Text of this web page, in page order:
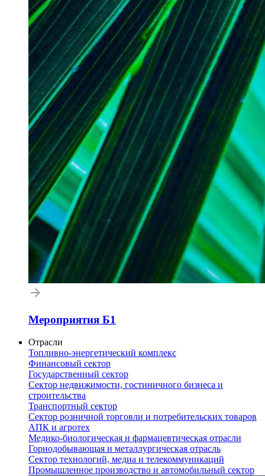
Мероприятия Б1
Отрасли
Топливно-энергетический комплекс
Финансовый сектор
Государственный сектор
Сектор недвижимости, гостиничного бизнеса и
строительства
Транспортный сектор
Сектор розничной торговли и потребительских товаров
АПК и агротех
Медико-биологическая и фармацевтическая отрасли
Горнодобывающая и металлургическая отрасль
Сектор технологий, медиа и телекоммуникаций
Промышленное производство и автомобильный сектор